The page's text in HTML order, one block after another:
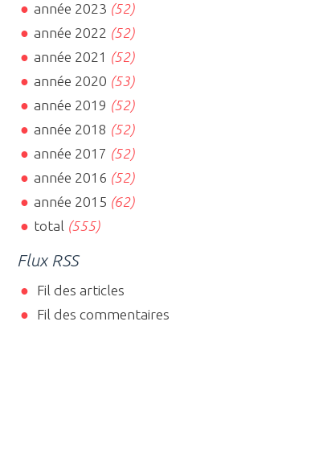
année 2023 (52)
année 2022 (52)
année 2021 (52)
année 2020 (53)
année 2019 (52)
année 2018 (52)
année 2017 (52)
année 2016 (52)
année 2015 (62)
total (555)
Flux RSS
Fil des articles
Fil des commentaires